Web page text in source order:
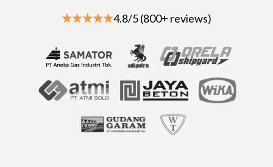
4.8/5 (800+ reviews)